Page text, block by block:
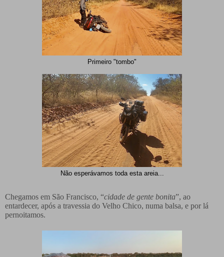
Primeiro "tombo"
Não esperávamos toda esta areia...
Chegamos em São Francisco, “cidade de gente bonita”, ao
entardecer, após a travessia do Velho Chico, numa balsa, e por lá
pernoitamos.